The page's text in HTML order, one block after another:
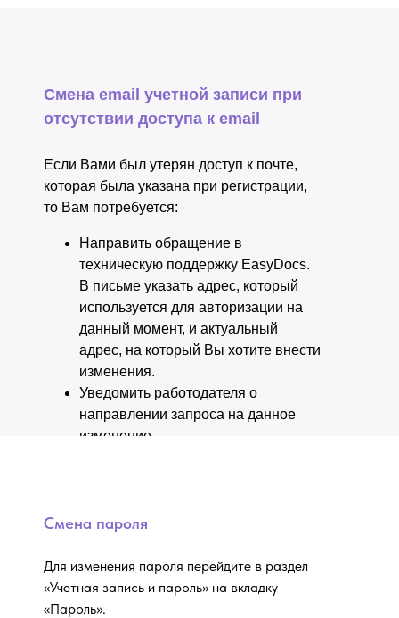
Смена email учетной записи при
отсутствии доступа к email
Если Вами был утерян доступ к почте,
которая была указана при регистрации,
то Вам потребуется:
Направить обращение в
техническую поддержку EasyDocs.
В письме указать адрес, который
используется для авторизации на
данный момент, и актуальный
адрес, на который Вы хотите внести
изменения.
Уведомить работодателя о
направлении запроса на данное
изменение
Смена пароля
Для изменения пароля перейдите в раздел
«Учетная запись и пароль» на вкладку
«Пароль».